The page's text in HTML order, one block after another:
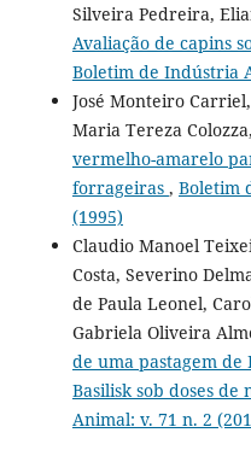
Silveira Pedreira,
Avaliação de capins
Boletim de Indústria
José Monteiro
Maria Tereza Colozza,
vermelho-amarelo
forrageiras , Boletim
(1995)
Claudio Manoel
Costa, Severino
de Paula Leonel,
Gabriela Oliveira
de uma pastagem de
Basilisk sob doses de
Animal: v. 71 n. 2